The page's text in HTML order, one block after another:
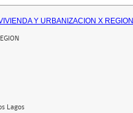
Y URBANIZACION X REGION
Lagos